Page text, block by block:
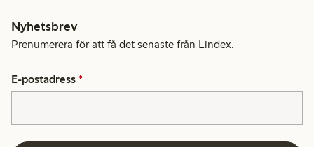
Nyhetsbrev
Prenumerera för att få det senaste från Lindex.
E-postadress *